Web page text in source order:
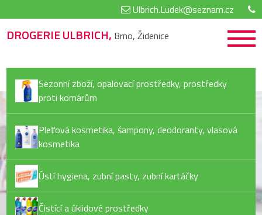
Ulbrich.Ludek@seznam.cz
DROGERIE ULBRICH, Brno, Židenice
Sezonní zboží, opalovací prostředky, prostředky
proti komárům
Pleťová kosmetika, šampony, deodoranty, vlasová
kosmetika
Ústí hygiena, zubní pasty, zubní kartáčky
Čistící a úklidové prostředky